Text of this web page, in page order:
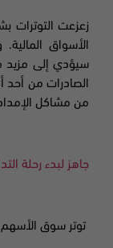
زعزعت التوترات
الأسواق
سيؤدي إلى مزيد
الصادرات من أحد
من مشاكل
جاهز لبدء رحلة
توتر سوق الأسهم